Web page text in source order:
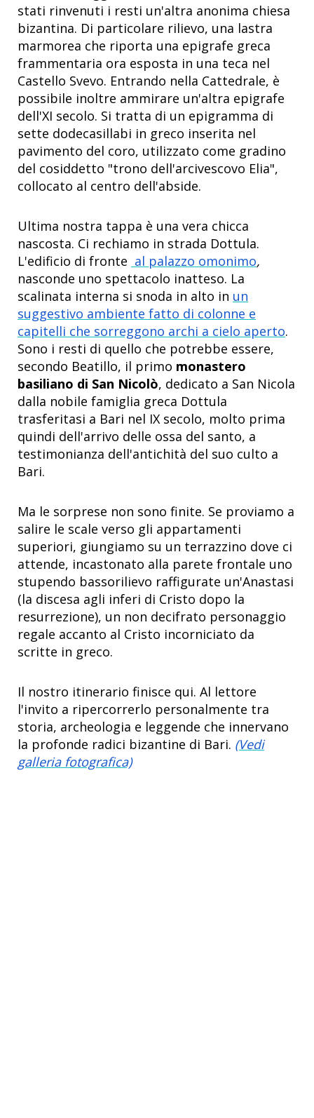
stati rinvenuti i resti un'altra anonima chiesa
bizantina. Di particolare rilievo, una lastra
marmorea che riporta una epigrafe greca
frammentaria ora esposta in una teca nel
Castello Svevo. Entrando nella Cattedrale, è
possibile inoltre ammirare un'altra epigrafe
dell'XI secolo. Si tratta di un epigramma di
sette dodecasillabi in greco inserita nel
pavimento del coro, utilizzato come gradino
del cosiddetto "trono dell'arcivescovo Elia",
collocato al centro dell'abside.
Ultima nostra tappa è una vera chicca
nascosta. Ci rechiamo in strada Dottula.
L'edificio di fronte al palazzo omonimo,
nasconde uno spettacolo inatteso. La
scalinata interna si snoda in alto in un
suggestivo ambiente fatto di colonne e
capitelli che sorreggono archi a cielo aperto.
Sono i resti di quello che potrebbe essere,
secondo Beatillo, il primo monastero
basiliano di San Nicolò, dedicato a San Nicola
dalla nobile famiglia greca Dottula
trasferitasi a Bari nel IX secolo, molto prima
quindi dell'arrivo delle ossa del santo, a
testimonianza dell'antichità del suo culto a
Bari.
Ma le sorprese non sono finite. Se proviamo a
salire le scale verso gli appartamenti
superiori, giungiamo su un terrazzino dove ci
attende, incastonato alla parete frontale uno
stupendo bassorilievo raffigurate un'Anastasi
(la discesa agli inferi di Cristo dopo la
resurrezione), un non decifrato personaggio
regale accanto al Cristo incorniciato da
scritte in greco.
Il nostro itinerario finisce qui. Al lettore
l'invito a ripercorrerlo personalmente tra
storia, archeologia e leggende che innervano
la profonde radici bizantine di Bari. (Vedi
galleria fotografica)